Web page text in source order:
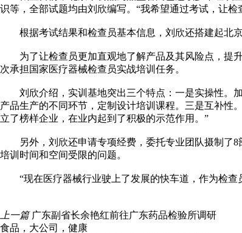
识等，全部试题均由刘欣编写。“我希望通过考试，让
根据考试结果和检查员基本信息，刘欣还搭建起北京
为了让检查员更加直观地了解产品及其风险点，提升
次承担国家医疗器械检查员实战培训任务。
刘欣介绍，实训基地突出三个特点：一是实操性。加
产品生产的不同环节，定制设计培训课程。三是互补性
立了榜样企业，在业内起到了积极的示范作用。”
另外，刘欣还申请专项经费，委托专业团队摄制了8
培训时间和空间受限的问题。
“现在医疗器械行业驶上了发展的快车道，作为检查
上一篇 广东副省长余艳红前往广东药品检验所调研
食品 ， 大公司 ， 健康